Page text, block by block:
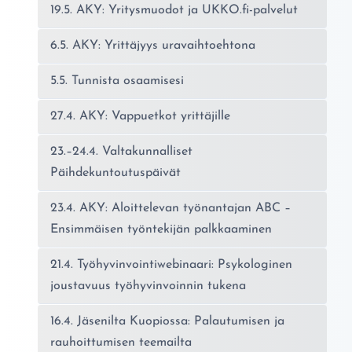
19.5. AKY: Yritysmuodot ja UKKO.fi-palvelut
6.5. AKY: Yrittäjyys uravaihtoehtona
5.5. Tunnista osaamisesi
27.4. AKY: Vappuetkot yrittäjille
23.–24.4. Valtakunnalliset
Päihdekuntoutuspäivät
23.4. AKY: Aloittelevan työnantajan ABC –
Ensimmäisen työntekijän palkkaaminen
21.4. Työhyvinvointiwebinaari: Psykologinen
joustavuus työhyvinvoinnin tukena
16.4. Jäsenilta Kuopiossa: Palautumisen ja
rauhoittumisen teemailta